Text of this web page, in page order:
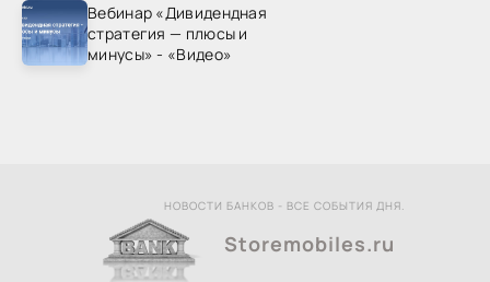
Вебинар «Дивидендная
стратегия — плюсы и
минусы» - «Видео»
Storemobiles.ru
НОВОСТИ БАНКОВ - ВСЕ СОБЫТИЯ ДНЯ.